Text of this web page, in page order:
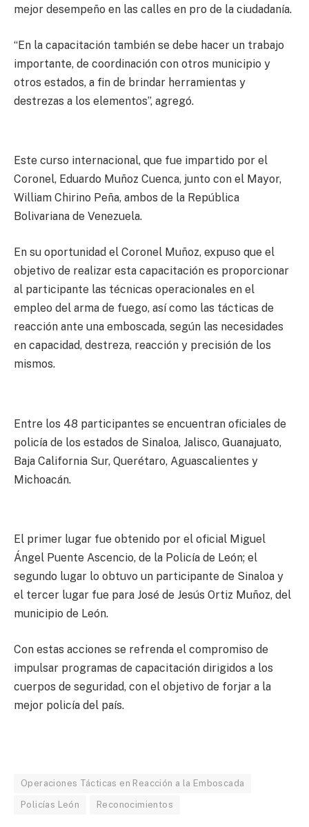
mejor desempeño en las calles en pro de la ciudadanía.
“En la capacitación también se debe hacer un trabajo
importante, de coordinación con otros municipio y
otros estados, a fin de brindar herramientas y
destrezas a los elementos”, agregó.
Este curso internacional, que fue impartido por el
Coronel, Eduardo Muñoz Cuenca, junto con el Mayor,
William Chirino Peña, ambos de la República
Bolivariana de Venezuela.
En su oportunidad el Coronel Muñoz, expuso que el
objetivo de realizar esta capacitación es proporcionar
al participante las técnicas operacionales en el
empleo del arma de fuego, así como las tácticas de
reacción ante una emboscada, según las necesidades
en capacidad, destreza, reacción y precisión de los
mismos.
Entre los 48 participantes se encuentran oficiales de
policía de los estados de Sinaloa, Jalisco, Guanajuato,
Baja California Sur, Querétaro, Aguascalientes y
Michoacán.
El primer lugar fue obtenido por el oficial Miguel
Ángel Puente Ascencio, de la Policía de León; el
segundo lugar lo obtuvo un participante de Sinaloa y
el tercer lugar fue para José de Jesús Ortiz Muñoz, del
municipio de León.
Con estas acciones se refrenda el compromiso de
impulsar programas de capacitación dirigidos a los
cuerpos de seguridad, con el objetivo de forjar a la
mejor policía del país.
Operaciones Tácticas en Reacción a la Emboscada
Policías León Reconocimientos